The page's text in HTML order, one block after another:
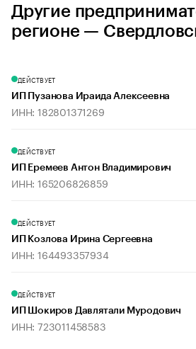
Другие
регионе —
ДЕЙСТВУЕТ
ИП Пузанова Ираида Алексеевна
ИНН: 182801371269
ДЕЙСТВУЕТ
ИП Еремеев Антон Владимирович
ИНН: 165206826859
ДЕЙСТВУЕТ
ИП Козлова Ирина Сергеевна
ИНН: 164493357934
ДЕЙСТВУЕТ
ИП Шокиров Давлятали Муродович
ИНН: 723011458583